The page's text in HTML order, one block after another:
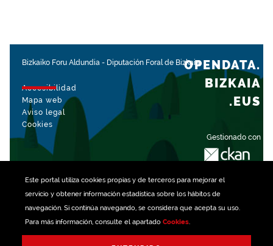
Este portal utiliza cookiespropias y de terceros para mejorar el
servicio y obtener información estadística sobre los hábitos de
navegación. Si continúa navegando, se considera que acepta su uso.
Para más información, consulte el apartado Cookies.
Bizkaiko Foru Aldundia - Diputación Foral de Bizkaia
Accesibilidad
Mapa web
Aviso legal
Cookies
Gestionado con
OPENDATA.
BIZKAIA
.EUS